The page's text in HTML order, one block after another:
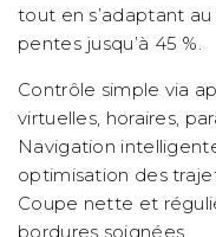
tout en s’adaptant
pentes jusqu’à 45 %.
Contrôle simple via
virtuelles, horaires,
Navigation
optimisation des
Coupe nette et
bordures soignées.